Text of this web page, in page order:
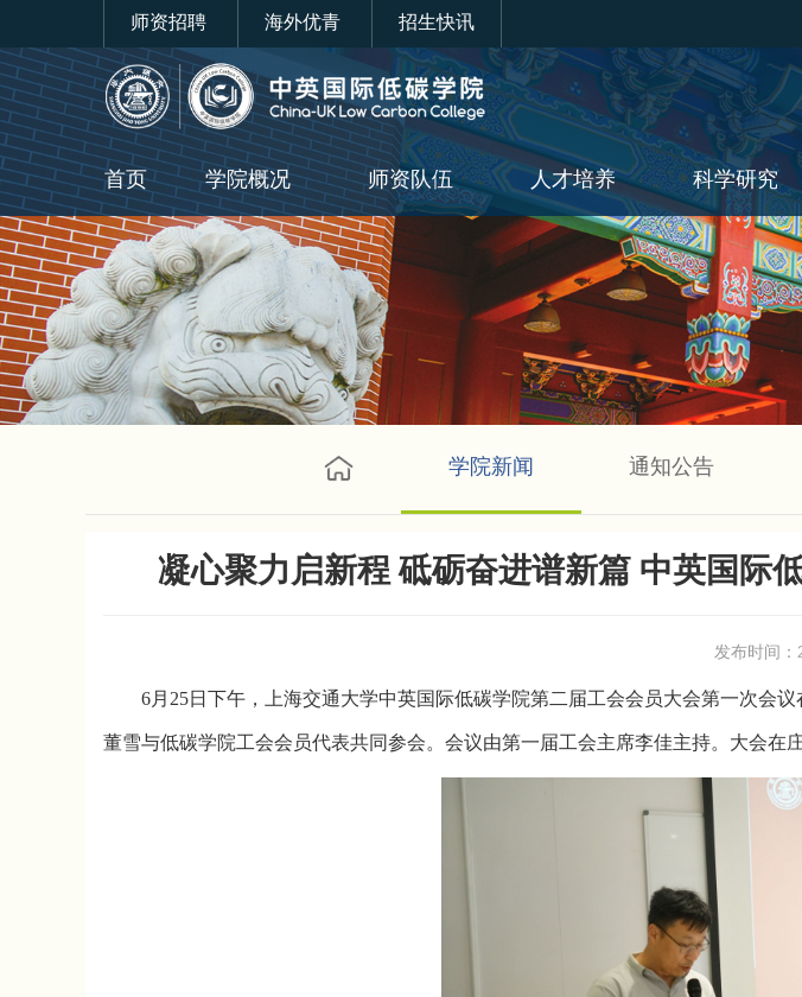
师资招聘 海外优青 招生快讯
首页 学院概况 师资队伍 人才培养 科学研究
学院新闻 通知公告
凝心聚力启新程 砥砺奋进谱新篇 中英国际
发布时间：
6月25日下午，上海交通大学中英国际低碳学院第二届工会会员大会第一次会
董雪与低碳学院工会会员代表共同参会。会议由第一届工会主席李佳主持。大会在